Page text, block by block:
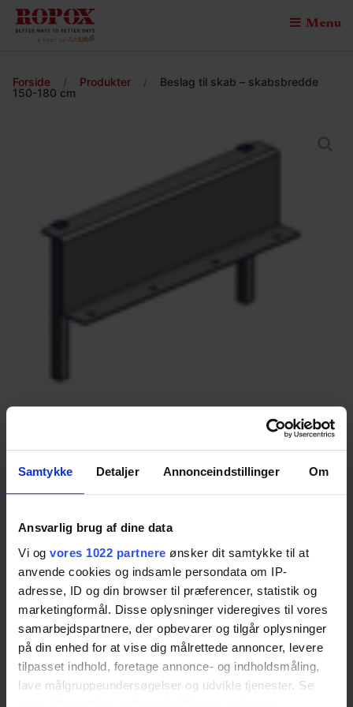
Samtykke Detaljer Annonceindstillinger Om
Ansvarlig brug af dine data
Vi og vores 1022 partnere ønsker dit samtykke til at
anvende cookies og indsamle persondata om IP-
adresse, ID og din browser til præferencer, statistik og
marketingformål. Disse oplysninger videregives til vores
samarbejdspartnere, der opbevarer og tilgår oplysninger
på din enhed for at vise dig målrettede annoncer, levere
tilpasset indhold, foretage annonce- og indholdsmåling,
lave målgruppeundersøgelser og udvikle tjenester. Se
Menu
Forside / Produkter /
Beslag til skab – skabsbredde
150-180 cm
skabsbredde 150-180 cm
Bruges til skabshøjde 55-68 cm
Vare nr.:30-40952 til 30-40955
Measurements